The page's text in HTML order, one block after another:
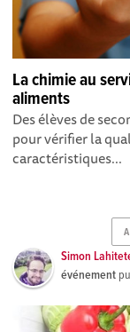
La chimie au
aliments
Des élèves de
pour vérifier la
caractéristiques...
Simon
événement